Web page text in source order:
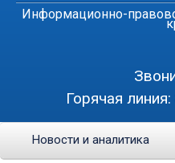
Информационно-
Горячая линия:
Новости и аналитика